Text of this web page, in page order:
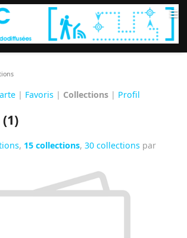
≡
| Favoris | Collections | Profil
, 15 collections,30 collections par